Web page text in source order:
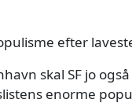
efter
skal SF jo
enorme